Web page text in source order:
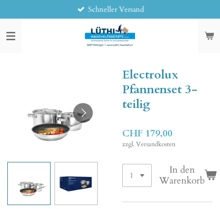
Hauptinhalt
springen
Schneller Versand
Electrolux
Pfannenset 3-
teilig
CHF 179,00
zzgl. Versandkosten
In den
Warenkorb